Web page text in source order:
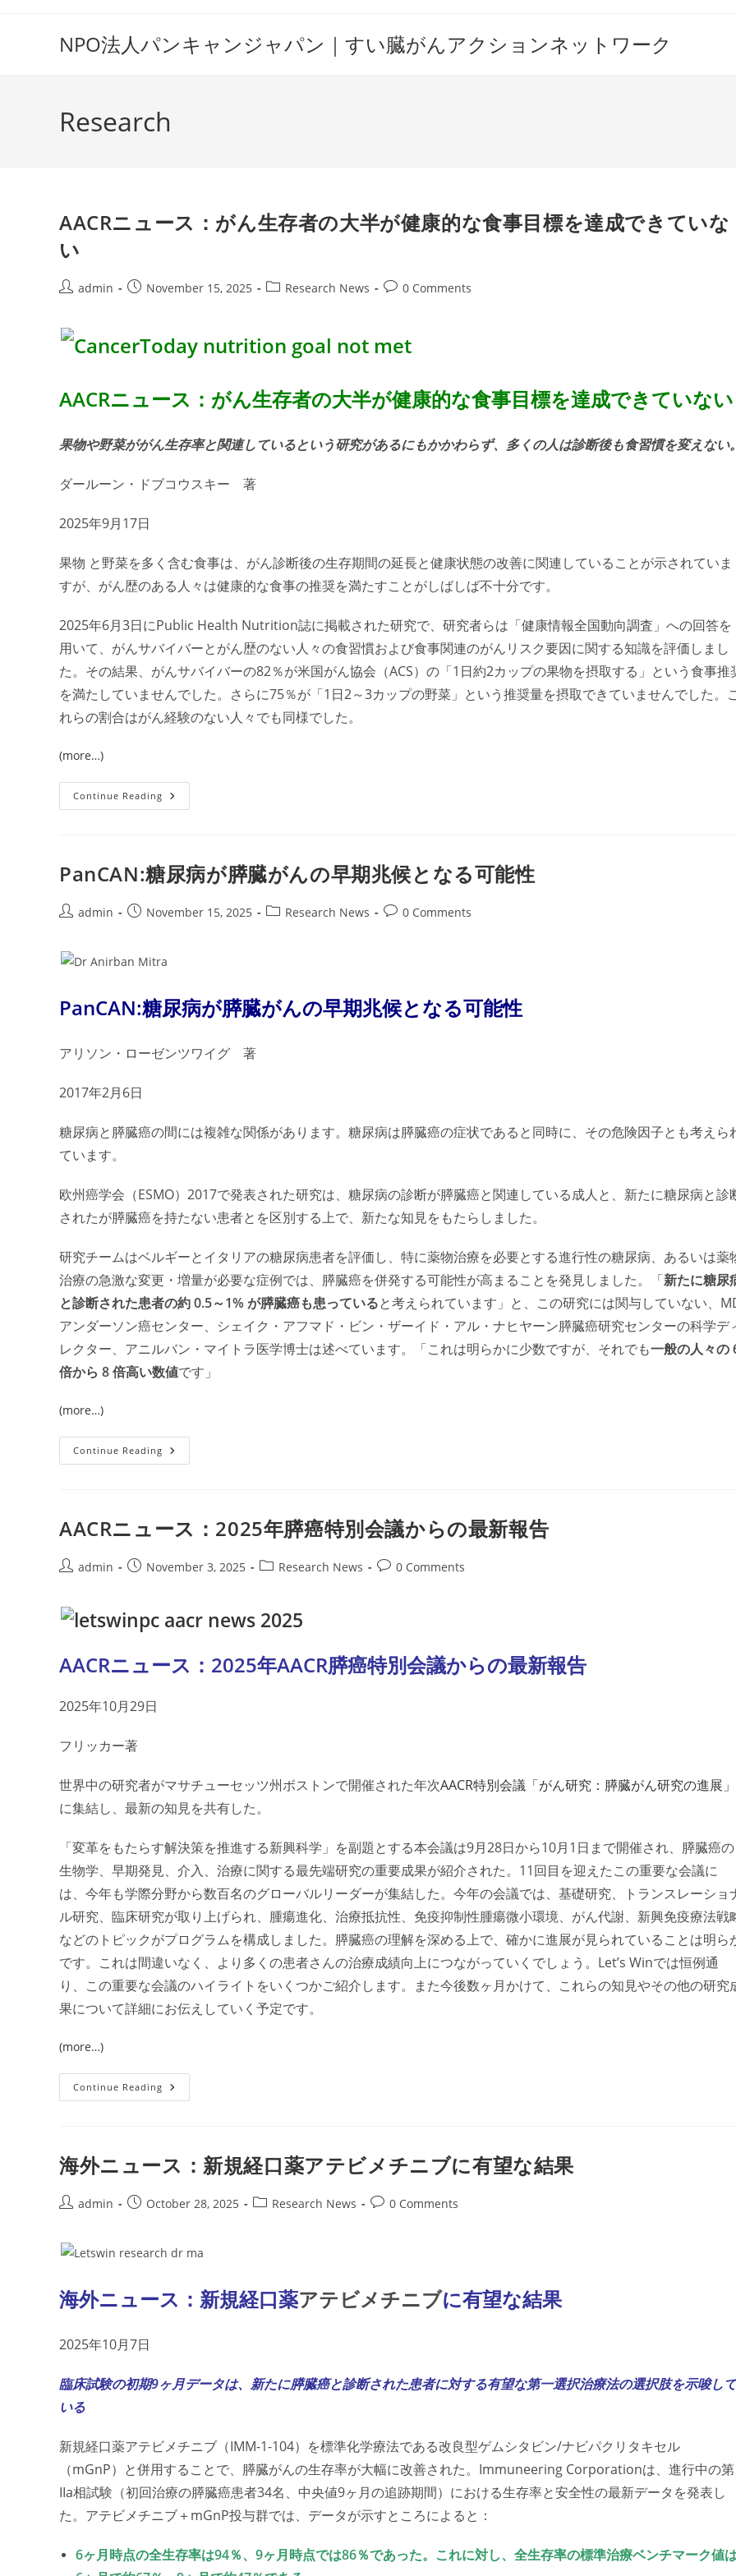
NPO法人パンキャンジャパン｜すい臓がんアクションネットワーク
Research
AACRニュース：がん生存者の大半が健康的な食事目標を達成できていな
い
Postadmin
PostNovember 15, 2025
PostResearch News
Post0 Comments
AACRニュース：がん生存者の大半が健康的な食事目標を達成できていない
果物や野菜ががん生存率と関連しているという研究があるにもかかわらず、多くの人は診断後も食習慣を変えない。
ダールーン・ドブコウスキー 著
2025年9月17日
果物 と野菜を多く含む食事は、がん診断後の生存期間の延長と健康状態の改善に関連していることが示されていま
すが、がん歴のある人々は健康的な食事の推奨を満たすことがしばしば不十分です。
2025年6月3日にPublic Health Nutrition誌に掲載された研究で、研究者らは「健康情報全国動向調査」への回答を
用いて、がんサバイバーとがん歴のない人々の食習慣および食事関連のがんリスク要因に関する知識を評価しまし
た。その結果、がんサバイバーの82％が米国がん協会（ACS）の「1日約2カップの果物を摂取する」という食事推
を満たしていませんでした。さらに75％が「1日2～3カップの野菜」という推奨量を摂取できていませんでした。
れらの割合はがん経験のない人々でも同様でした。
(more…)
Continue Reading AACR
ニ
ん
生
存
の
大
健
康
食
事
を
達
な
い
PanCAN:糖尿病が膵臓がんの早期兆候となる可能性
Postadmin
PostNovember 15, 2025
PostResearch News
Post0 Comments
PanCAN:糖尿病が膵臓がんの早期兆候となる可能性
アリソン・ローゼンツワイグ 著
2017年2月6日
糖尿病と膵臓癌の間には複雑な関係があります。糖尿病は膵臓癌の症状であると同時に、その危険因子とも考えら
ています。
欧州癌学会（ESMO）2017で発表された研究は、糖尿病の診断が膵臓癌と関連している成人と、新たに糖尿病と診
されたが膵臓癌を持たない患者とを区別する上で、新たな知見をもたらしました。
研究チームはベルギーとイタリアの糖尿病患者を評価し、特に薬物治療を必要とする進行性の糖尿病、あるいは薬
治療の急激な変更・増量が必要な症例では、膵臓癌を併発する可能性が高まることを発見しました。「新たに糖尿
と診断された患者の約 0.5～1% が膵臓癌も患っていると考えられています」と、この研究には関与していない、
アンダーソン癌センター、シェイク・アフマド・ビン・ザーイド・アル・ナヒヤーン膵臓癌研究センターの科学デ
レクター、アニルバン・マイトラ医学博士は述べています。「これは明らかに少数ですが、それでも一般の人々の
倍から 8 倍高い数値です」
(more…)
Continue Reading PanCAN:
糖
が
早
期
な
性
AACRニュース：2025年膵癌特別会議からの最新報告
Postadmin
PostNovember 3, 2025
PostResearch News
Post0 Comments
AACRニュース：2025年AACR膵癌特別会議からの最新報告
2025年10月29日
フリッカー著
世界中の研究者がマサチューセッツ州ボストンで開催された年次AACR特別会議「がん研究：膵臓がん研究の進展」
に集結し、最新の知見を共有した。
「変革をもたらす解決策を推進する新興科学」を副題とする本会議は9月28日から10月1日まで開催され、膵臓癌の
生物学、早期発見、介入、治療に関する最先端研究の重要成果が紹介された。11回目を迎えたこの重要な会議に
は、今年も学際分野から数百名のグローバルリーダーが集結した。今年の会議では、基礎研究、トランスレーショ
ル研究、臨床研究が取り上げられ、腫瘍進化、治療抵抗性、免疫抑制性腫瘍微小環境、がん代謝、新興免疫療法戦
などのトピックがプログラムを構成しました。膵臓癌の理解を深める上で、確かに進展が見られていることは明ら
です。これは間違いなく、より多くの患者さんの治療成績向上につながっていくでしょう。Let’s Winでは恒例通
り、この重要な会議のハイライトをいくつかご紹介します。また今後数ヶ月かけて、これらの知見やその他の研究
果について詳細にお伝えしていく予定です。
(more…)
Continue Reading AACR
ニ
年
膵
癌
別
会
ら
の
報
告
海外ニュース：新規経口薬アテビメチニブに有望な結果
Postadmin
PostOctober 28, 2025
PostResearch News
Post0 Comments
海外ニュース：新規経口薬アテビメチニブに有望な結果
2025年10月7日
臨床試験の初期9ヶ月データは、新たに膵臓癌と診断された患者に対する有望な第一選択治療法の選択肢を示唆して
いる
新規経口薬アテビメチニブ（IMM-1-104）を標準化学療法である改良型ゲムシタビン/ナビパクリタキセル
（mGnP）と併用することで、膵臓がんの生存率が大幅に改善された。 Immuneering Corporationは、進行中の第
IIa相試験（初回治療の膵臓癌患者34名、中央値9ヶ月の追跡期間）における生存率と安全性の最新データを発表し
た。アテビメチニブ＋mGnP投与群では、データが示すところによると：
6ヶ月時点の全生存率は94％、9ヶ月時点では86％であった。これに対し、全生存率の標準治療ベンチマーク値